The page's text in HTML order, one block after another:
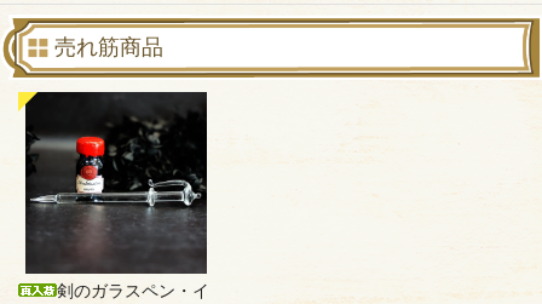
売れ筋商品
剣のガラスペン・イ